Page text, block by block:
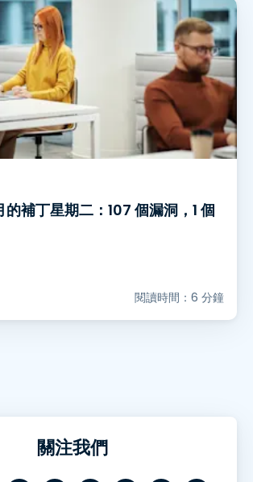
補丁星期二：107 個漏洞，1 個
閱讀時間：6 分鐘
關注我們